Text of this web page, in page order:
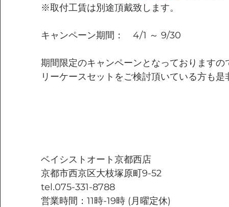
※取付工賃は別途頂戴致します。
キャンペーン期間：　4/1 ～ 9/30
期間限定のキャンペーンとなっております
リーケースセットをご検討頂いている方も
ベイシストオート京都西店
京都市西京区大枝塚原町9-52
tel.075-331-8788
営業時間：11時-19時 (月曜定休)